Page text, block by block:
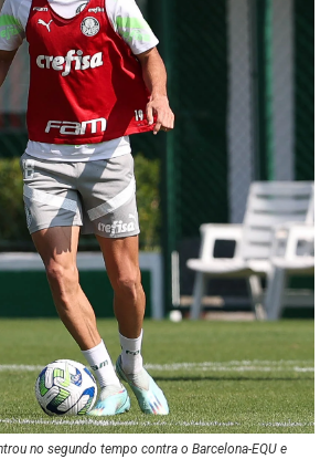
no segundo tempo contra o Barcelona-EQU e